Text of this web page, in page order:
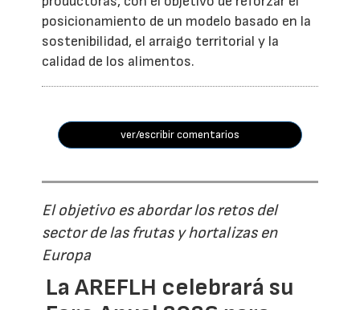
posicionamiento de un modelo basado en la
sostenibilidad, el arraigo territorial y la
calidad de los alimentos.
ver/escribir comentarios
El objetivo es abordar los retos del
sector de las frutas y hortalizas en
Europa
La AREFLH celebrará su